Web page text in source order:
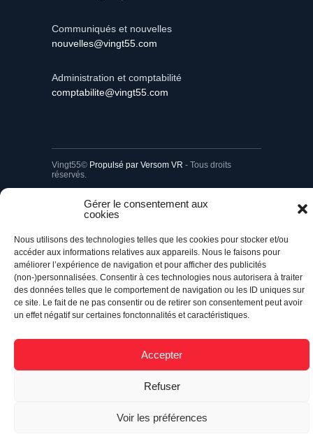
Gérer le consentement aux
cookies
Nous utilisons des technologies telles que les cookies pour stocker et/ou
accéder aux informations relatives aux appareils. Nous le faisons pour
améliorer l’expérience de navigation et pour afficher des publicités
(non-)personnalisées. Consentir à ces technologies nous autorisera à traiter
des données telles que le comportement de navigation ou les ID uniques sur
ce site. Le fait de ne pas consentir ou de retirer son consentement peut avoir
un effet négatif sur certaines fonctonnalités et caractéristiques.
Accepter
Refuser
Voir les préférences
Communiqués et nouvelles
nouvelles@vingt55.com
Administration et comptabilité
comptabilite@vingt55.com
Vingt55© Propulsé par Versom VR
- Tous droits
réservés.
Retour à l’accueil